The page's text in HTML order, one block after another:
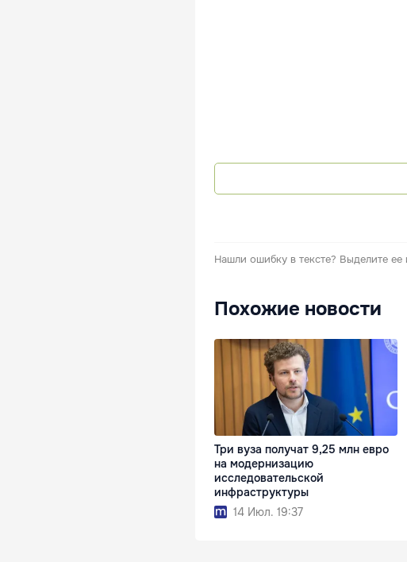
Нашли ошибку в тексте? Выделите ее
Похожие новости
Три вуза получат 9,25 млн евро
на модернизацию
исследовательской
инфраструктуры
14 Июл. 19:37